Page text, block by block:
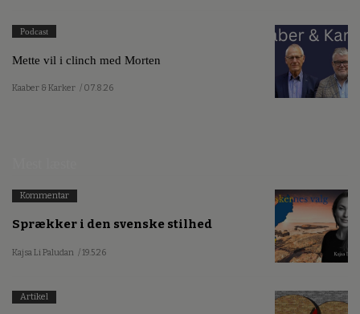
Podcast
Mette vil i clinch med Morten
Kaaber & Karker / 07.8.26
Kommentar
Sprækker i den svenske stilhed
Kajsa Li Paludan / 19.5.26
Artikel